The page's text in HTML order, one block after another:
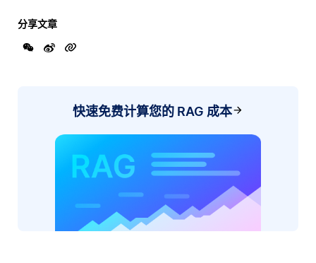
分享文章
快速免费计算您的 RAG 成本